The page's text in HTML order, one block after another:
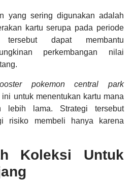
yang sering digunakan adalah
kartu serupa pada periode
dapat membantu
perkembangan nilai
pokemon central park
untuk menentukan kartu mana
lebih lama. Strategi tersebut
risiko membeli hanya karena
Koleksi Untuk